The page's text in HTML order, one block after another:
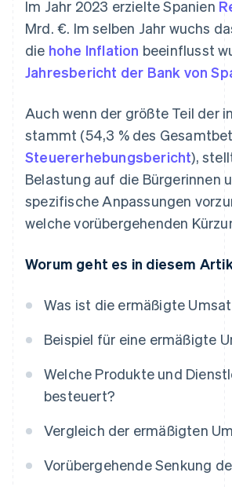
Im Jahr 2023 erzielte Spanien
Mrd. €. Im selben Jahr wuchs
die hohe Inflation beeinflusst
Jahresbericht der Bank von
Auch wenn der größte Teil der
stammt (54,3 % des
Steuererhebungsbericht),
Belastung auf die Bürgerinnen
spezifische Anpassungen
welche vorübergehenden
Worum geht es in diesem
Was ist die ermäßigte
Beispiel für eine ermäßigte
Welche Produkte und
besteuert?
Vergleich der ermäßigten
Vorübergehende Senkung